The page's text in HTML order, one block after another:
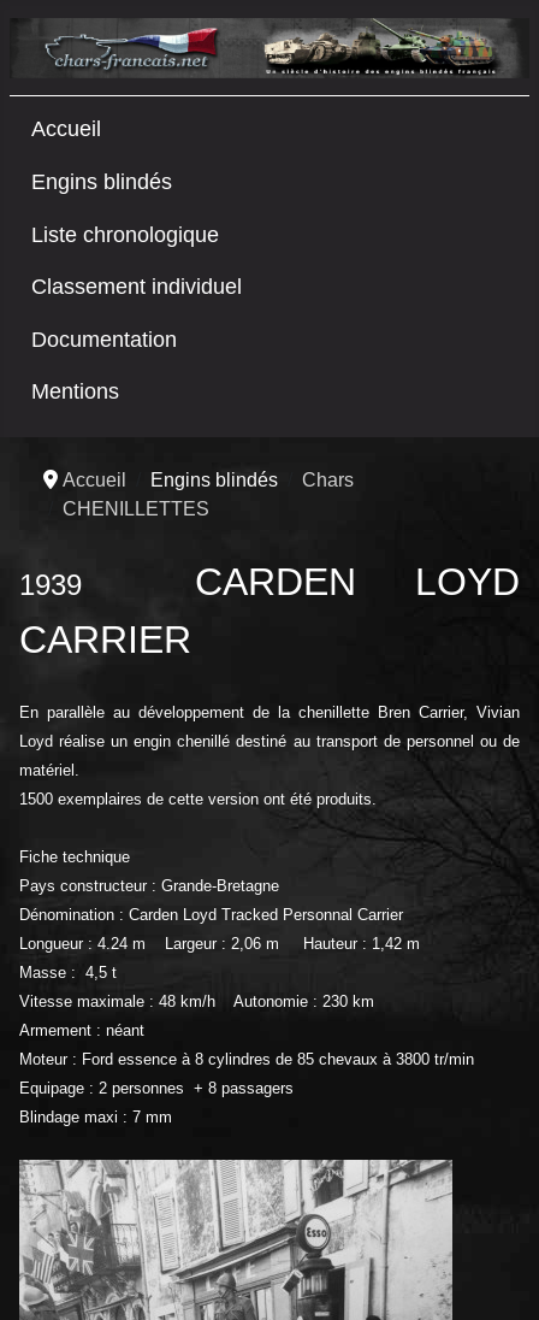
Accueil
Engins blindés
Liste chronologique
Classement individuel
Documentation
Mentions
Accueil Engins blindés
Chars
CHENILLETTES
1939 CARDEN LOYD
CARRIER
En parallèle au développement de la chenillette Bren Carrier, Vivian
Loyd réalise un engin chenillé destiné au transport de personnel ou de
matériel.
1500 exemplaires de cette version ont été produits.
Fiche technique
Pays constructeur : Grande-Bretagne
Dénomination : Carden Loyd Tracked Personnal Carrier
Longueur : 4.24 m Largeur : 2,06 m Hauteur : 1,42 m
Masse : 4,5 t
Vitesse maximale : 48 km/h Autonomie : 230 km
Armement : néant
Moteur : Ford essence à 8 cylindres de 85 chevaux à 3800 tr/min
Equipage : 2 personnes + 8 passagers
Blindage maxi : 7 mm